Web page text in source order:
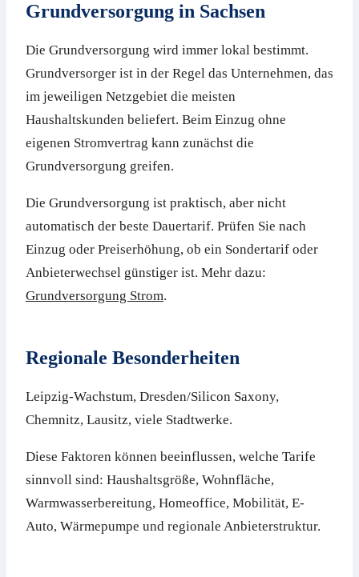
Grundversorgung in Sachsen
Die Grundversorgung wird immer lokal bestimmt.
Grundversorger ist in der Regel das Unternehmen, das
im jeweiligen Netzgebiet die meisten
Haushaltskunden beliefert. Beim Einzug ohne
eigenen Stromvertrag kann zunächst die
Grundversorgung greifen.
Die Grundversorgung ist praktisch, aber nicht
automatisch der beste Dauertarif. Prüfen Sie nach
Einzug oder Preiserhöhung, ob ein Sondertarif oder
Anbieterwechsel günstiger ist. Mehr dazu:
Grundversorgung Strom.
Regionale Besonderheiten
Leipzig-Wachstum, Dresden/Silicon Saxony,
Chemnitz, Lausitz, viele Stadtwerke.
Diese Faktoren können beeinflussen, welche Tarife
sinnvoll sind: Haushaltsgröße, Wohnfläche,
Warmwasserbereitung, Homeoffice, Mobilität, E-
Auto, Wärmepumpe und regionale Anbieterstruktur.